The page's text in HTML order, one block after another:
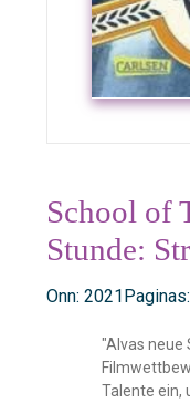
School of
Stunde:
Onn: 2021
"Alvas neue
Talente ein,